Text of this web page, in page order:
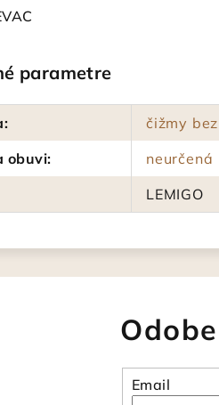
parametre
:
čižmy
obuvi:
neurčená
LEMIGO
Email